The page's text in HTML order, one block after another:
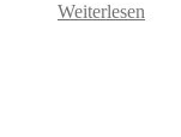
Weiterlesen